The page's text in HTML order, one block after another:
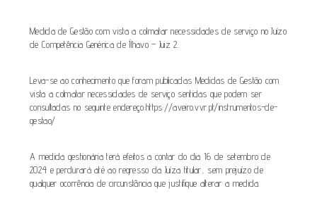
Medida de Gestão com vista a colmatar necessidades de serviço no Juízo
de Competência Genérica de Ílhavo – Juiz 2.
Leva-se ao conhecimento que foram publicadas Medidas de Gestão com
vista a colmatar necessidades de serviço sentidas que podem ser
consultadas no seguinte endereço:https://aveiro.vvr.pt/instrumentos-de-
gestao/
A medida gestionária terá efeitos a contar do dia 16 de setembro de
2024 e perdurará até ao regresso da Juíza titular, sem prejuízo de
qualquer ocorrência de circunstância que justifique alterar a medida.